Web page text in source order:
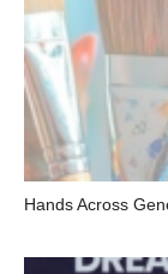
Hands Across